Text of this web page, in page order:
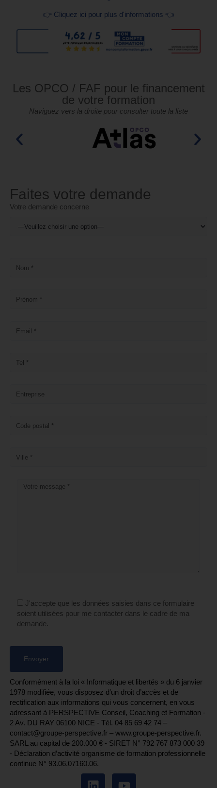
👉 Cliquez ici pour plus d'informations 👈
Les OPCO / FAF pour le financement
de votre formation
Naviguez vers la droite pour consulter toute la liste
Faites votre demande
Votre demande concerne
J'accepte que les données saisies dans ce formulaire
soient utilisées pour me contacter dans le cadre de ma
demande.
Conformément à la loi « Informatique et libertés » du 6 janvier
1978 modifiée, vous disposez d’un droit d’accès et de
rectification aux informations qui vous concernent, en vous
adressant à PERSPECTIVE Conseil, Coaching et Formation -
2 Av. DU RAY 06100 NICE - Tél. 04 85 69 42 74⁩ –
contact@groupe-perspective.fr – www.groupe-perspective.fr.
SARL au capital de 200.000 € - SIRET N° 792 767 873 000 39
- Déclaration d’activité organisme de formation professionnelle
continue N° 93.06.07160.06.